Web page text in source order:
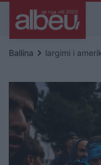
Ballina keyboard_arrow_right largimi i